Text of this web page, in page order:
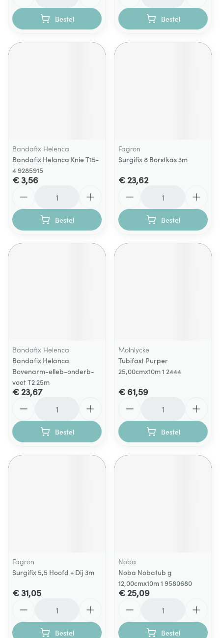
Bestel Bestel
Bandafix Helenca
Bandafix Helanca Knie T15-
4 9285915
€ 3,56
Bestel
Fagron
Surgifix 8 Borstkas 3m
€ 23,62
Bestel
Bandafix Helenca
Bandafix Helanca
Bovenarm-elleb-onderb-
voet T2 25m
€ 23,67
Bestel
Molnlycke
Tubifast Purper
25,00cmx10m 1 2444
€ 61,59
Bestel
Fagron
Surgifix 5,5 Hoofd + Dij 3m
€ 31,05
Bestel
Noba
Noba Nobatub g
12,00cmx10m 1 9580680
€ 25,09
Bestel